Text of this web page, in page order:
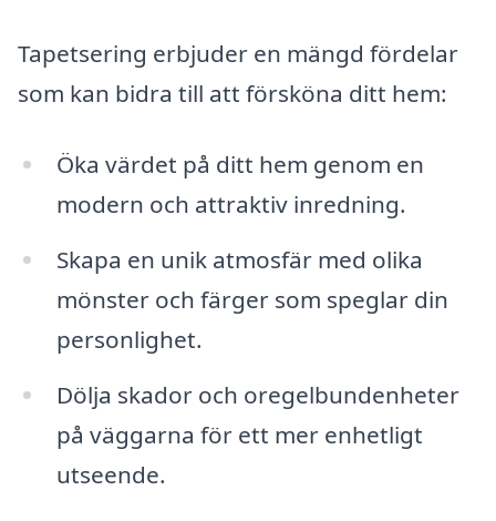
Tapetsering erbjuder en mängd fördelar
som kan bidra till att försköna ditt hem:
Öka värdet på ditt hem genom en
modern och attraktiv inredning.
Skapa en unik atmosfär med olika
mönster och färger som speglar din
personlighet.
Dölja skador och oregelbundenheter
på väggarna för ett mer enhetligt
utseende.